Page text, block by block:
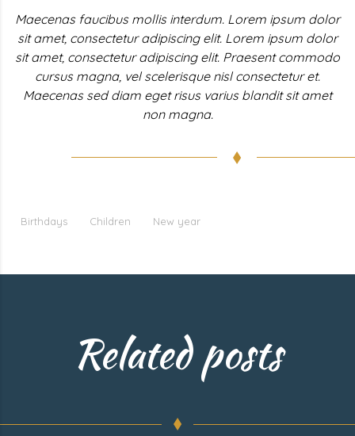
Maecenas faucibus mollis interdum. Lorem ipsum dolor
sit amet, consectetur adipiscing elit. Lorem ipsum dolor
sit amet, consectetur adipiscing elit. Praesent commodo
cursus magna, vel scelerisque nisl consectetur et.
Maecenas sed diam eget risus varius blandit sit amet
non magna.
Birthdays Children New year
Related posts